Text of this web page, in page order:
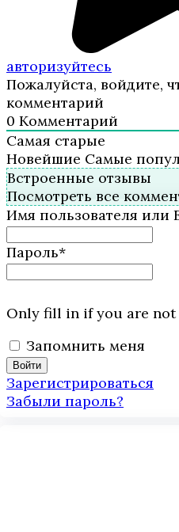
авторизуйтесь
Пожалуйста, войдите,
комментарий
0 Комментарий
Самая старые
Новейшие Самые
Встроенные отзывы
Посмотреть все
Имя пользователя или
Пароль*
Only fill in if you are not
Запомнить меня
Зарегистрироваться
Забыли пароль?